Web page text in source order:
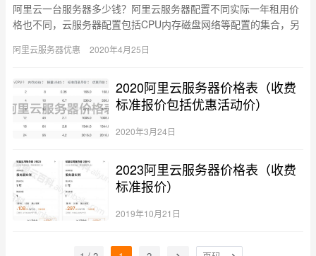
阿里云一台服务器多少钱？阿里云服务器配置不同实际一年租用价
格也不同，云服务器配置包括CPU内存磁盘网络等配置的集合，另
格只…
阿里云服务器优惠 2020年4月25日
2020阿里云服务器价格表（收费
标准报价包括优惠活动价）
2020年3月24日
2023阿里云服务器价格表（收费
标准报价）
2019年10月21日